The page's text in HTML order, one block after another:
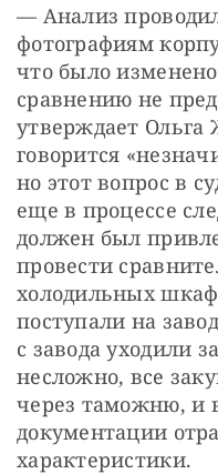
— Анализ
фотографиям
что было
сравнению не
утверждает
говорится
но этот вопрос в
еще в процессе
должен был
провести
холодильных
поступали на
с завода уходили
несложно, все
через таможню, и
документации
характеристики.